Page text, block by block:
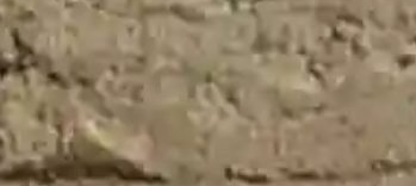
promociones, ofertas y
comerciales.